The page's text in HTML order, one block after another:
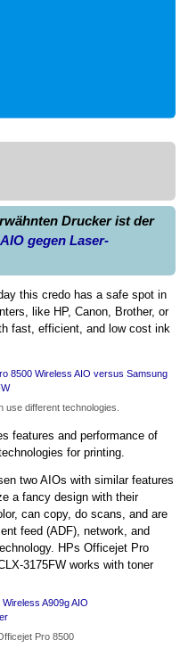
Drucker ist der
gegen Laser-
this credo has a safe spot in
like HP, Canon, Brother, or
fast, efficient, and low cost ink
different technologies.
features and performance of
for printing.
two AIOs with similar features
a fancy design with their
can copy, do scans, and are
feed (ADF), network, and
HPs Officejet Pro
3175FW works with toner
Pro 8500